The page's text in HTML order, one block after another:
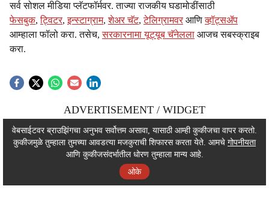
सर्व सोशल मीडिया प्लॅटफॉर्मवर. ताज्या राजकीय घडामोडींसाठी
फेसबुक,ट्विटर,इन्स्टाग्राम,शेअर चॅट,टेलिग्रामवर आणिव्हॉट्सॲप
आम्हाला फॉलो करा. तसेच,सरकारनामा यूट्यूब चॅनेलला आजच सबस्क्राइब
करा.
ADVERTISEMENT / WIDGET
ADVERTISEMENT / WIDGET
ADVERTISEMENT / WIDGET
वेबसाईटवर ब्राउझिंगचा अनुभव सर्वोत्तम असावा, यासाठी आम्ही कुकीजचा वापर करतो.
कुकीजमुळे तुम्हाला तुमच्या आवडत्या मजकुराची शिफारस करता येते. आमचे गोपनीयता
आणि कुकीजसंदर्भातील धोरण तुम्हाला मान्य आहे.
ओके